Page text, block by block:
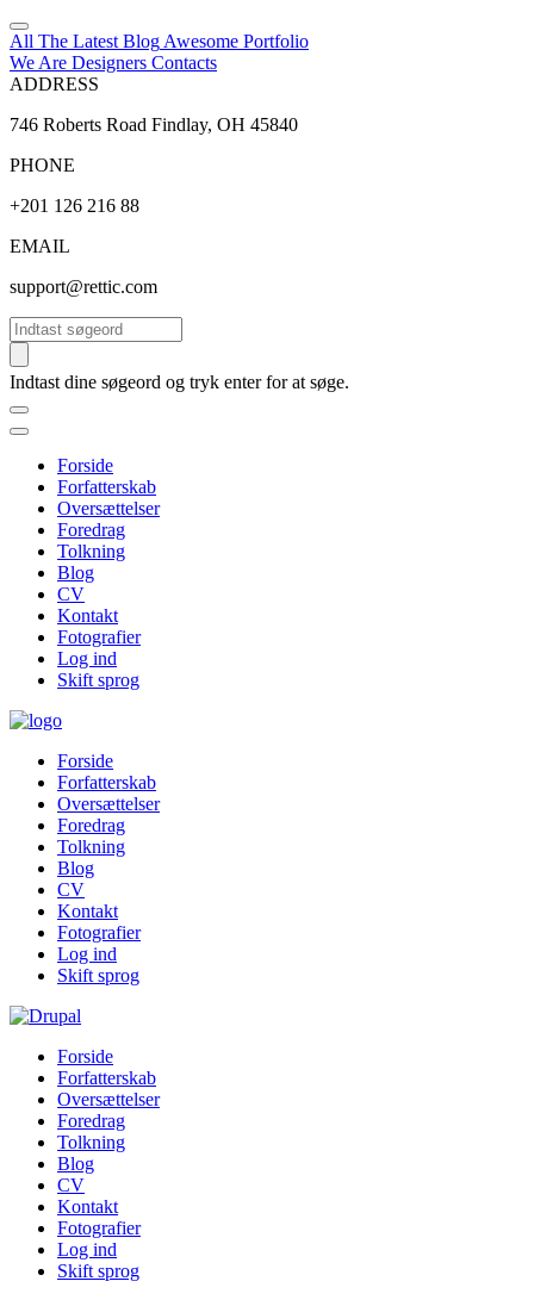
All The Latest Blog Awesome Portfolio
We Are Designers Contacts
ADDRESS
746 Roberts Road Findlay, OH 45840
PHONE
+201 126 216 88
EMAIL
support@rettic.com
Søg
Indtast dine søgeord og tryk enter for at søge.
Forside
Forfatterskab
Oversættelser
Foredrag
Tolkning
Blog
CV
Kontakt
Fotografier
Log ind
Skift sprog
Forside
Forfatterskab
Oversættelser
Foredrag
Tolkning
Blog
CV
Kontakt
Fotografier
Log ind
Skift sprog
Forside
Forfatterskab
Oversættelser
Foredrag
Tolkning
Blog
CV
Kontakt
Fotografier
Log ind
Skift sprog